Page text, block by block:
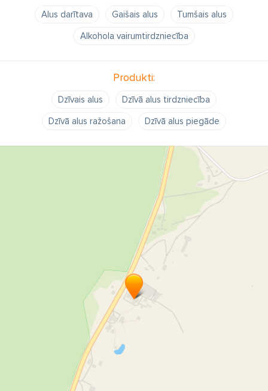
Alus darītava Gaišais alus
Tumšais alus
Alkohola vairumtirdzniecība
Produkti:
Dzīvais alus
Dzīvā alus tirdzniecība
Dzīvā alus ražošana
Dzīvā alus piegāde